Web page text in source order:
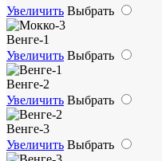
Увеличить Выбрать
Венге-1
Увеличить Выбрать
Венге-2
Увеличить Выбрать
Венге-3
Увеличить Выбрать